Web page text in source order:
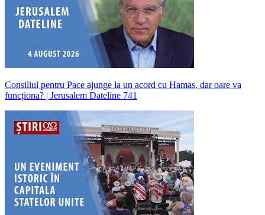
Consiliul pentru Pace ajunge la un acord cu Hamas, dar oare va
funcționa? | Jerusalem Dateline 741